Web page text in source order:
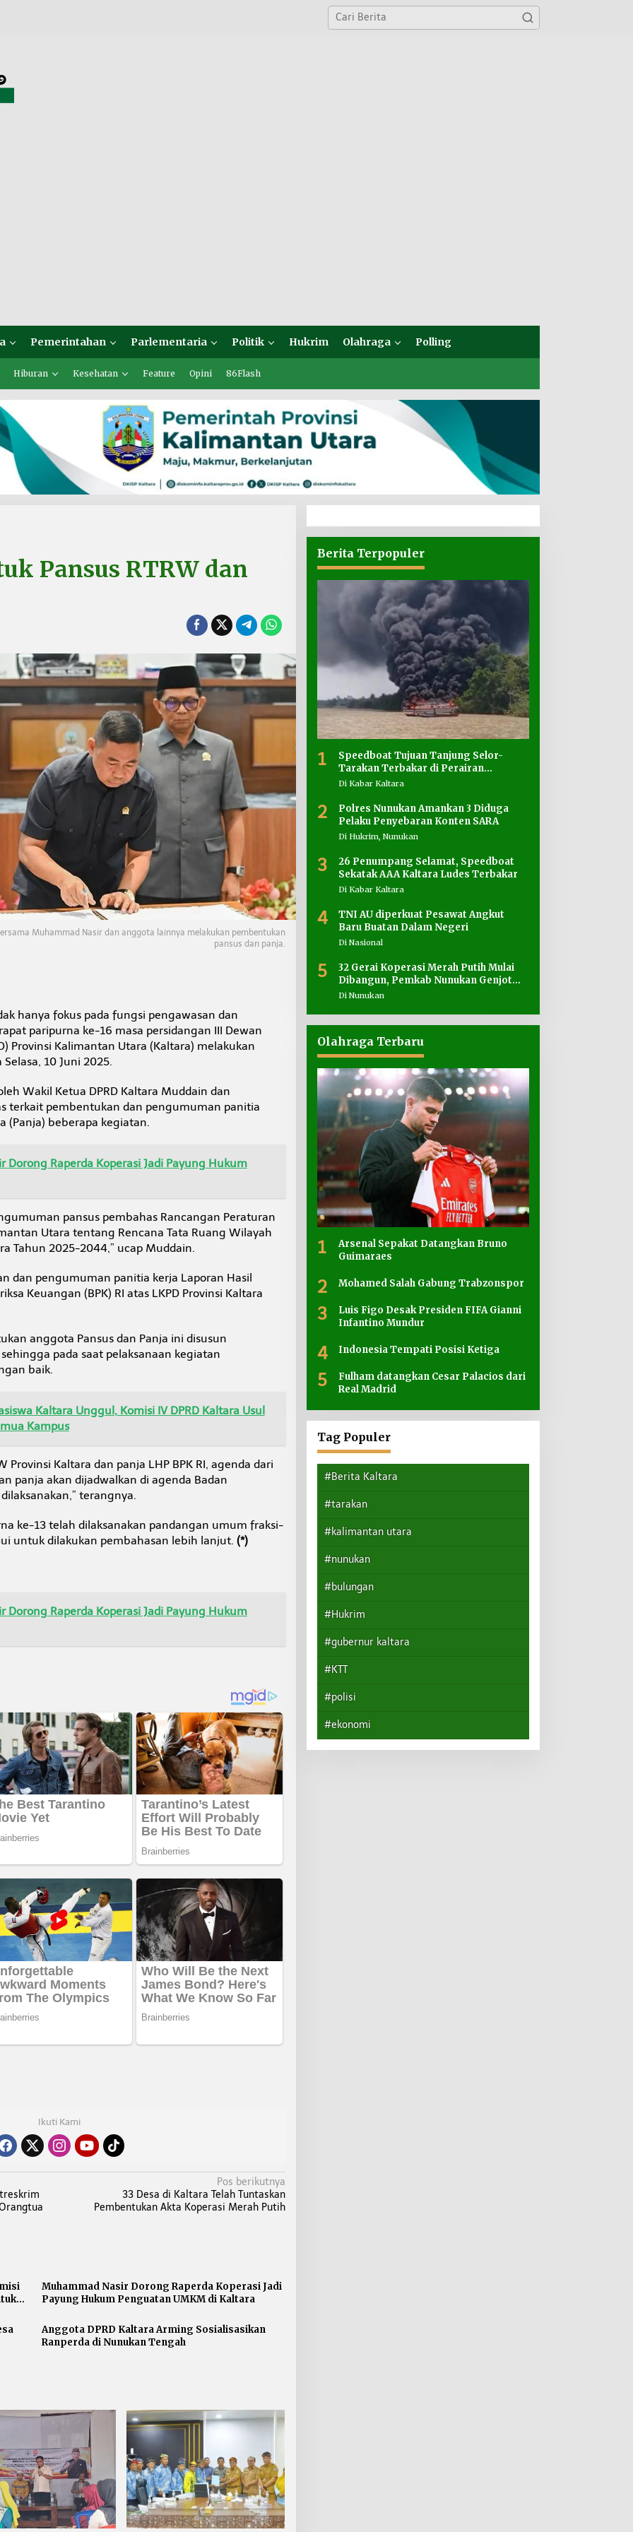
Pemerintahan Parlementaria Politik Hukrim Olahraga Polling
Hiburan Kesehatan Feature Opini 86Flash
Pansus RTRW dan
Muhammad Nasir dan anggota lainnya melakukan pembentukan
pansus dan panja.
hanya fokus pada fungsi pengawasan dan
paripurna ke-16 masa persidangan III Dewan
Provinsi Kalimantan Utara (Kaltara) melakukan
10 Juni 2025.
Wakil Ketua DPRD Kaltara Muddain dan
terkait pembentukan dan pengumuman panitia
(Panja) beberapa kegiatan.
Dorong Raperda Koperasi Jadi Payung Hukum
pansus pembahas Rancangan Peraturan
Utara tentang Rencana Tata Ruang Wilayah
Tahun 2025-2044,” ucap Muddain.
dan pengumuman panitia kerja Laporan Hasil
Keuangan (BPK) RI atas LKPD Provinsi Kaltara
anggota Pansus dan Panja ini disusun
pada saat pelaksanaan kegiatan
baik.
Kaltara Unggul, Komisi IV DPRD Kaltara Usul
Kampus
Provinsi Kaltara dan panja LHP BPK RI, agenda dari
panja akan dijadwalkan di agenda Badan
terangnya.
ke-13 telah dilaksanakan pandangan umum fraksi-
untuk dilakukan pembahasan lebih lanjut. (*)
Dorong Raperda Koperasi Jadi Payung Hukum
Ikuti Kami
Pos berikutnya
33 Desa di Kaltara Telah Tuntaskan
Pembentukan Akta Koperasi Merah Putih
Muhammad Nasir Dorong Raperda Koperasi Jadi
Payung Hukum Penguatan UMKM di Kaltara
Anggota DPRD Kaltara Arming Sosialisasikan
Ranperda di Nunukan Tengah
Berita Terpopuler
1
Speedboat Tujuan Tanjung Selor-
Tarakan Terbakar di Perairan
Salimbatu
Di Kabar Kaltara
2
Polres Nunukan Amankan 3 Diduga
Pelaku Penyebaran Konten SARA
Di Hukrim, Nunukan
3
26 Penumpang Selamat, Speedboat
Sekatak AAA Kaltara Ludes Terbakar
Di Kabar Kaltara
4
TNI AU diperkuat Pesawat Angkut
Baru Buatan Dalam Negeri
Di Nasional
5
32 Gerai Koperasi Merah Putih Mulai
Dibangun, Pemkab Nunukan Genjot
Penyediaan Lahan
Di Nunukan
Olahraga Terbaru
1
Arsenal Sepakat Datangkan Bruno
Guimaraes
2 Mohamed Salah Gabung Trabzonspor
3
Luis Figo Desak Presiden FIFA Gianni
Infantino Mundur
4 Indonesia Tempati Posisi Ketiga
5
Fulham datangkan Cesar Palacios dari
Real Madrid
Tag Populer
#Berita Kaltara
#tarakan
#kalimantan utara
#nunukan
#bulungan
#Hukrim
#gubernur kaltara
#KTT
#polisi
#ekonomi